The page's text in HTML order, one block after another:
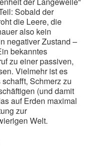
Sobald der
die Leere, die
also kein
negativer Zustand –
bekanntes
zu einer passiven,
Vielmehr ist es
Schmerz zu
(und damit
auf Erden maximal
zur
Welt.